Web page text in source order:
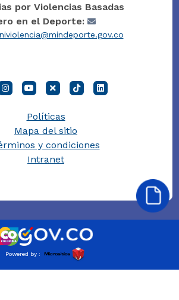
por Violencias Basadas
en el Deporte:
Políticas
Mapa del sitio
y condiciones
Intranet
Powered by :